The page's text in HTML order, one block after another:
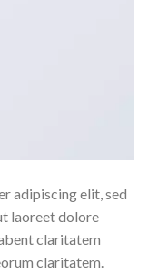
adipiscing elit, sed
laoreet dolore
claritatem
claritatem.